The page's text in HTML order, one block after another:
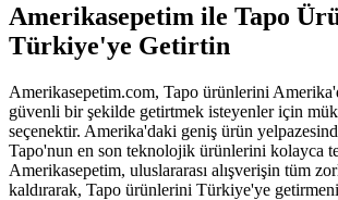
Amerikasepetim ile Tapo
Türkiye'ye Getirtin
Amerikasepetim.com, Tapo ürünlerini
güvenli bir şekilde getirtmek isteyenler için
seçenektir. Amerika'daki geniş ürün
Tapo'nun en son teknolojik ürünlerini kolayca
Amerikasepetim, uluslararası alışverişin tüm
kaldırarak, Tapo ürünlerini Türkiye'ye